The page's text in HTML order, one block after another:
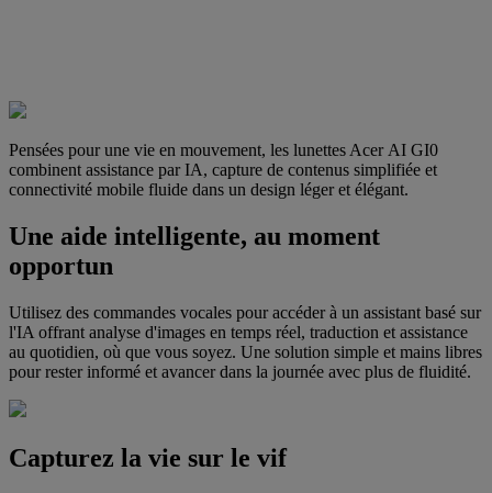
Pensées pour une vie en mouvement, les lunettes Acer AI GI0
combinent assistance par IA, capture de contenus simplifiée et
connectivité mobile fluide dans un design léger et élégant.
Une aide intelligente, au moment
opportun
Utilisez des commandes vocales pour accéder à un assistant basé sur
l'IA offrant analyse d'images en temps réel, traduction et assistance
au quotidien, où que vous soyez. Une solution simple et mains libres
pour rester informé et avancer dans la journée avec plus de fluidité.
Capturez la vie sur le vif